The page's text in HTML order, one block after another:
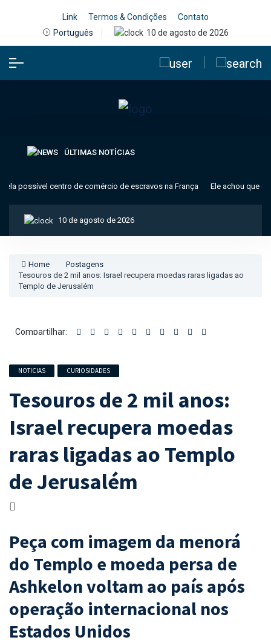
Link Termos & Condições
Contato
Português
10 de agosto de 2026
ÚLTIMAS NOTÍCIAS
possível centro de comércio de escravos na França Ele achou que era
10 de agosto de 2026
Home
Postagens
Tesouros de 2 mil anos: Israel recupera moedas raras ligadas ao
Templo de Jerusalém
Compartilhar:
NOTICIAS CURIOSIDADES
Tesouros de 2 mil anos:
Israel recupera moedas
raras ligadas ao Templo
de Jerusalém
Peça com imagem da menorá
do Templo e moeda persa de
Ashkelon voltam ao país após
operação internacional nos
Estados Unidos